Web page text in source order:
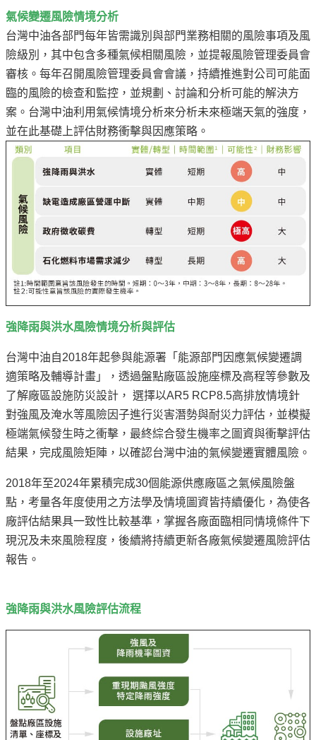
氣候變遷風險情境分析
台灣中油各部門每年皆需識別與部門業務相關的風險事項及風
險級別，其中包含多種氣候相關風險，並提報風險管理委員會
審核。每年召開風險管理委員會會議，持續推進對公司可能面
臨的風險的檢查和監控，並規劃、討論和分析可能的解決方
案。台灣中油利用氣候情境分析來分析未來極端天氣的強度，
並在此基礎上評估財務衝擊與因應策略。
強降雨與洪水風險情境分析與評估
台灣中油自2018年起參與能源署「能源部門因應氣候變遷調
適策略及輔導計畫」，透過盤點廠區設施座標及高程等參數及
了解廠區設施防災設計， 選擇以AR5 RCP8.5高排放情境針
對強風及淹水等風險因子進行災害潛勢與耐災力評估，並模擬
極端氣候發生時之衝擊，最終綜合發生機率之圖資與衝擊評估
結果，完成風險矩陣，以確認台灣中油的氣候變遷實體風險。
2018年至2024年累積完成30個能源供應廠區之氣候風險盤
點，考量各年度使用之方法學及情境圖資皆持續優化，為使各
廠評估結果具一致性比較基準，掌握各廠面臨相同情境條件下
現況及未來風險程度，後續將持續更新各廠氣候變遷風險評估
報告。
強降雨與洪水風險評估流程